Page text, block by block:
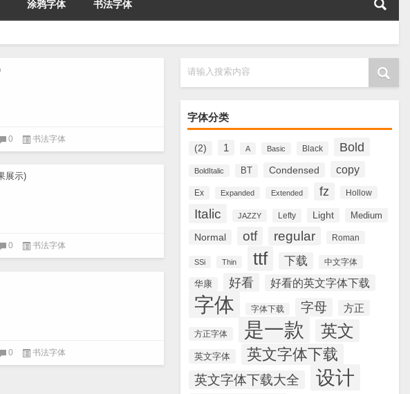
涂鸦字体 书法字体
请输入搜索内容
字体分类
(2) 1 A Basic Black Bold
BoldItalic BT Condensed copy
Ex Expanded Extended fz Hollow
Italic JAZZY Lefty Light Medium
Normal otf regular Roman
SSi Thin ttf 下载 中文字体
华康 好看 好看的英文字体下载
字体 字体下载 字母 方正
方正字体 是一款 英文
英文字体 英文字体下载
英文字体下载大全 设计
0 书法字体
0 书法字体
0 书法字体